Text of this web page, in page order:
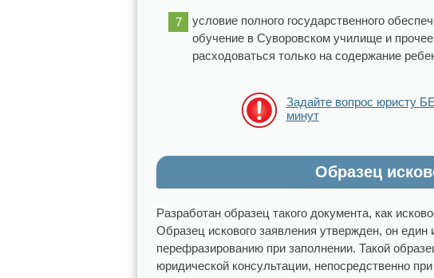
условие полного государственного
обучение в Суворовском училище и
расходоваться только на содержание
Задайте вопрос юристу
минут
Образец
Разработан образец такого документа, как
Образец искового заявления утвержден, он
перефразированию при заполнении. Такой
юридической консультации, непосредственно